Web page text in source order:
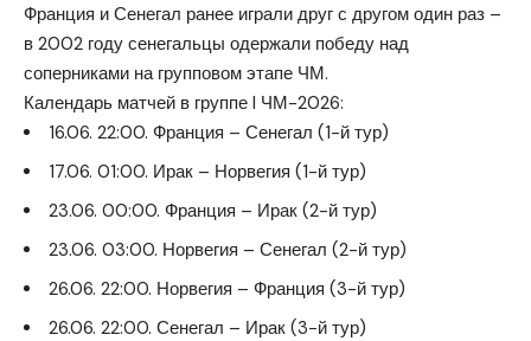
Франция и Сенегал ранее играли друг с другом один раз –
в 2002 году сенегальцы одержали победу над
соперниками на групповом этапе ЧМ.
Календарь матчей в группе I ЧМ-2026:
16.06. 22:00. Франция – Сенегал (1-й тур)
17.06. 01:00. Ирак – Норвегия (1-й тур)
23.06. 00:00. Франция – Ирак (2-й тур)
23.06. 03:00. Норвегия – Сенегал (2-й тур)
26.06. 22:00. Норвегия – Франция (3-й тур)
26.06. 22:00. Сенегал – Ирак (3-й тур)